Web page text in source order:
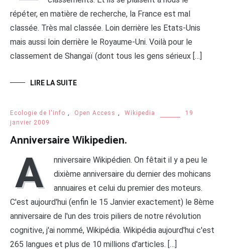
répéter, en matière de recherche, la France est mal
classée. Très mal classée. Loin derrière les Etats-Unis
mais aussi loin derrière le Royaume-Uni. Voilà pour le
classement de Shangaï (dont tous les gens sérieux […]
LIRE LA SUITE
Ecologie de l'info Open Access Wikipedia
19
janvier 2009
Anniversaire Wikipedien.
A
nniversaire Wikipédien. On fêtait il y a peu le
dixième anniversaire du dernier des mohicans
annuaires et celui du premier des moteurs.
C'est aujourd'hui (enfin le 15 Janvier exactement) le 8ème
anniversaire de l'un des trois piliers de notre révolution
cognitive, j'ai nommé, Wikipédia. Wikipédia aujourd'hui c'est
265 langues et plus de 10 millions d'articles. […]